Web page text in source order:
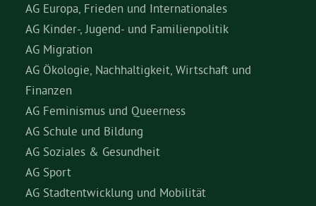
AG Europa, Frieden und Internationales
AG Kinder-, Jugend- und Familienpolitik
AG Migration
AG Ökologie, Nachhaltigkeit, Wirtschaft und
Finanzen
AG Feminismus und Queerness
AG Schule und Bildung
AG Soziales & Gesundheit
AG Sport
AG Stadtentwicklung und Mobilität